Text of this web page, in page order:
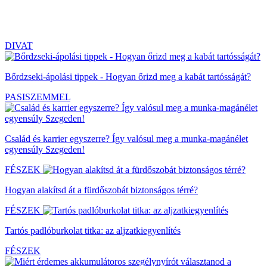
DIVAT
Bőrdzseki-ápolási tippek - Hogyan őrizd meg a kabát tartósságát?
PASISZEMMEL
Család és karrier egyszerre? Így valósul meg a munka-magánélet
egyensúly Szegeden!
FÉSZEK
Hogyan alakítsd át a fürdőszobát biztonságos térré?
FÉSZEK
Tartós padlóburkolat titka: az aljzatkiegyenlítés
FÉSZEK